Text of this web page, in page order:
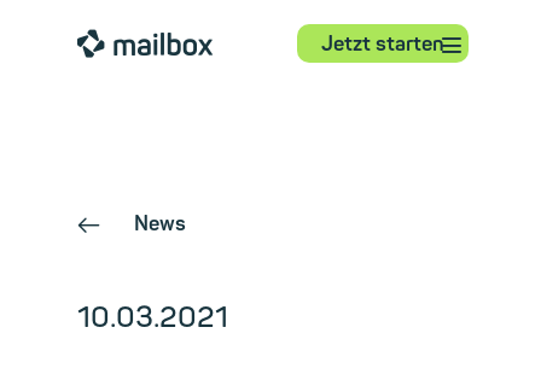
mailbox Jetzt starten⋮
← News
10.03.2021